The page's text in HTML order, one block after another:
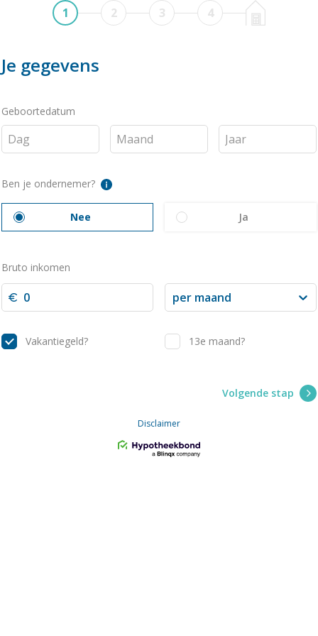
1 2 3 4
Je gegevens
Geboortedatum
Ben je ondernemer?
Nee Ja
Bruto inkomen
per maand
Vakantiegeld? 13e maand?
Volgende stap
Disclaimer